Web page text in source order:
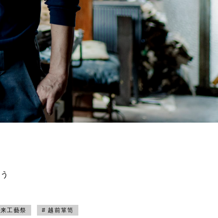
工藝祭 # 越前箪笥